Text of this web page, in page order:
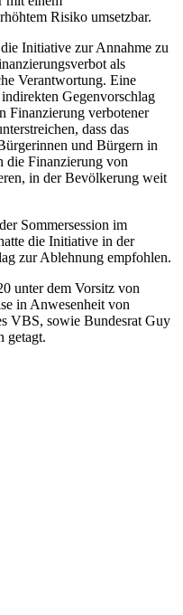
Risiko umsetzbar.
Initiative zur Annahme zu
als
Verantwortung. Eine
Gegenvorschlag
Finanzierung verbotener
dass das
und Bürgern in
die Finanzierung von
in der Bevölkerung weit
Sommersession im
die Initiative in der
zur Ablehnung empfohlen.
unter dem Vorsitz von
in Anwesenheit von
VBS, sowie Bundesrat Guy
getagt.